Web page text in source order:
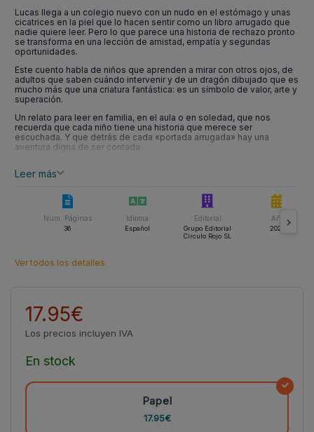
Lucas llega a un colegio nuevo con un nudo en el estómago y unas
cicatrices en la piel que lo hacen sentir como un libro arrugado que
nadie quiere leer. Pero lo que parece una historia de rechazo pronto
se transforma en una lección de amistad, empatía y segundas
oportunidades.
Este cuento habla de niños que aprenden a mirar con otros ojos, de
adultos que saben cuándo intervenir y de un dragón dibujado que es
mucho más que una criatura fantástica: es un símbolo de valor, arte y
superación.
Un relato para leer en familia, en el aula o en soledad, que nos
recuerda que cada niño tiene una historia que merece ser
escuchada. Y que detrás de cada «portada arrugada» hay una
aventura digna de ser contada.
Leer más
Num. Páginas
36
Idioma
Español
Editorial
Grupo Editorial
Círculo Rojo SL
Año
2025
Ver todos los detalles
17.95€
Los precios incluyen IVA
En stock
Papel
17.95€